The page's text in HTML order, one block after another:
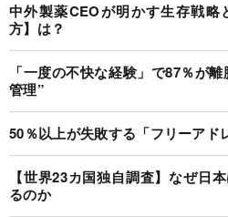
中外製薬CEOが明かす生存戦略
方】は？
「一度の不快な経験」で87％が
管理”
50％以上が失敗する「フリーアド
【世界23カ国独自調査】なぜ日
るのか